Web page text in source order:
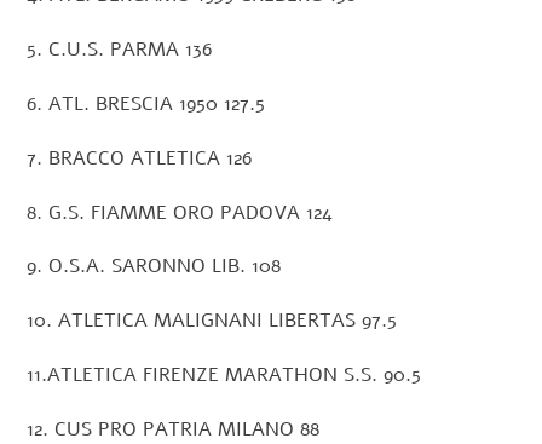
5. C.U.S. PARMA 136
6. ATL. BRESCIA 1950 127.5
7. BRACCO ATLETICA 126
8. G.S. FIAMME ORO PADOVA 124
9. O.S.A. SARONNO LIB. 108
10. ATLETICA MALIGNANI LIBERTAS 97.5
11.ATLETICA FIRENZE MARATHON S.S. 90.5
12. CUS PRO PATRIA MILANO 88